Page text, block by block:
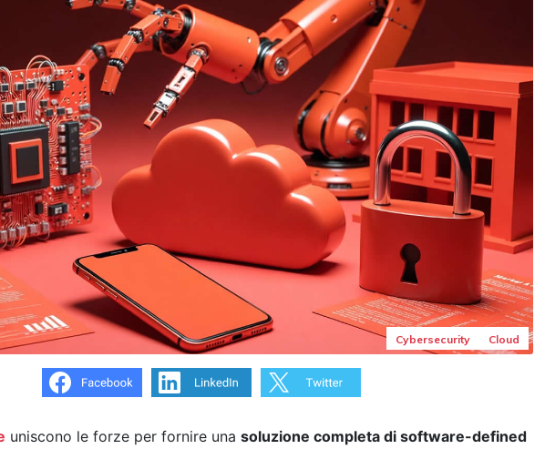
Cybersecurity Cloud
uniscono le forze per fornire una soluzione completa di software-defined